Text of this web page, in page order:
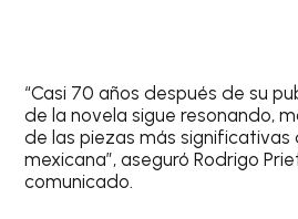
“Casi 70 años después de su
de la novela sigue resonando,
de las piezas más significativas
mexicana”, aseguró Rodrigo
comunicado.